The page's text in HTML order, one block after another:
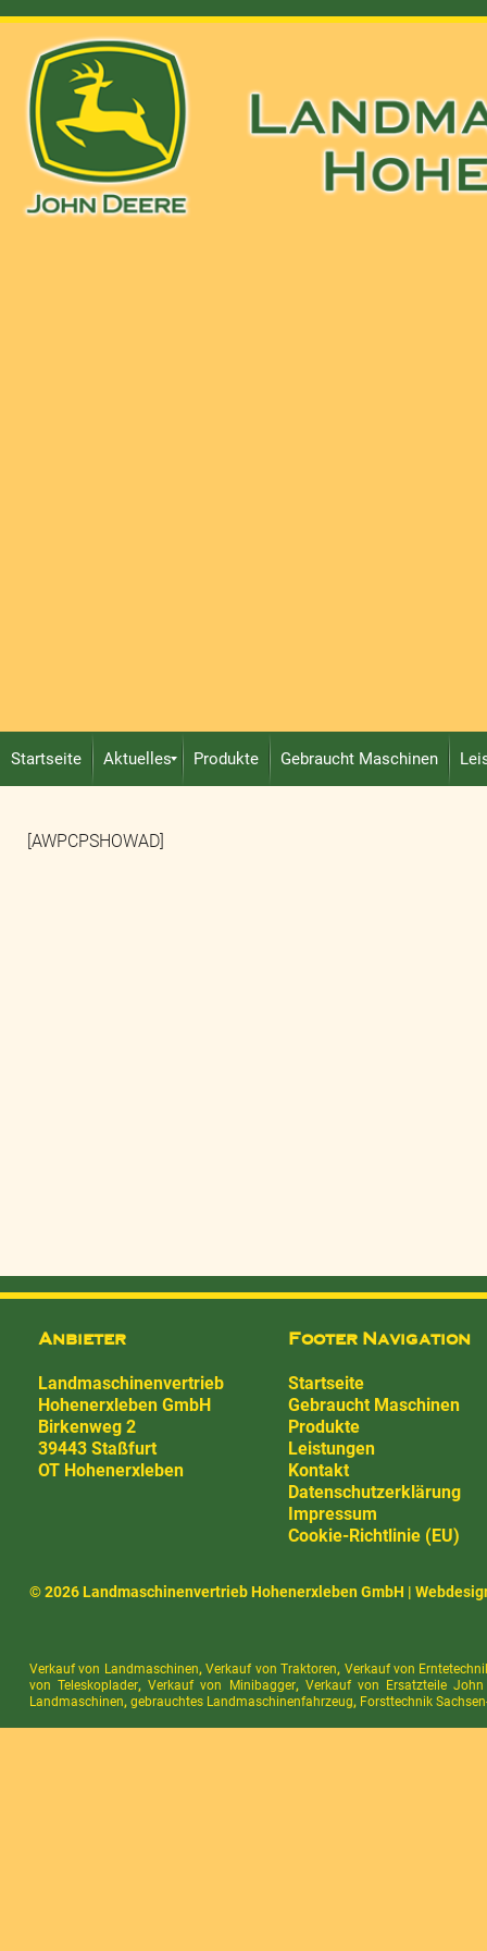
Startseite Aktuelles Produkte Gebraucht Maschinen
[AWPCPSHOWAD]
Anbieter
Landmaschinenvertrieb
Hohenerxleben GmbH
Birkenweg 2
39443 Staßfurt
OT Hohenerxleben
Footer Navigation
Startseite
Gebraucht Maschinen
Produkte
Leistungen
Kontakt
Datenschutzerklärung
Impressum
Cookie-Richtlinie (EU)
© 2026 Landmaschinenvertrieb Hohenerxleben GmbH |
Verkauf von Landmaschinen,Verkauf von Traktoren, Verkauf von
von Teleskoplader,Verkauf von Minibagger, Verkauf von Ersatzteile John
Landmaschinen, gebrauchtes Landmaschinenfahrzeug, Forsttechnik